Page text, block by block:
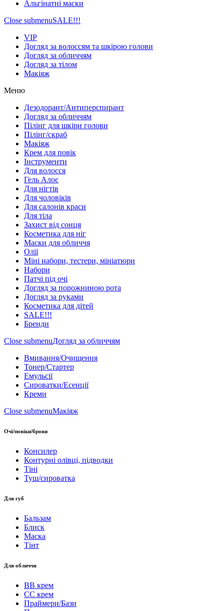
Альгінатні маски
Close submenuSALE!!!
VIP
Догляд за волоссям та шкірою голови
Догляд за обличчям
Догляд за тілом
Макіяж
Меню
Дезодорант/Антиперспирант
Догляд за обличчям
Пілінг для шкіри голови
Пілінг/скраб
Макіяж
Крем для повік
Інструменти
Для волосся
Гель Алоє
Для нігтів
Для чоловіків
Для салонів краси
Для тіла
Захист від сонця
Косметика для ніг
Маски для обличчя
Олії
Міні набори, тестери, мініатюри
Набори
Патчі під очі
Догляд за порожниною рота
Догляд за руками
Косметика для дітей
SALE!!!
Бренди
Close submenuДогляд за обличчям
Вмивання/Очищення
Тонер/Стартер
Емульсії
Сироватки/Есенції
Креми
Close submenuМакіяж
Очі/повіки/брови
Консилер
Контурні олівці, підводки
Тіні
Туш/сироватка
Для губ
Бальзам
Блиск
Маска
Тінт
Для обличчя
BB крем
CC крем
Праймери/Бази